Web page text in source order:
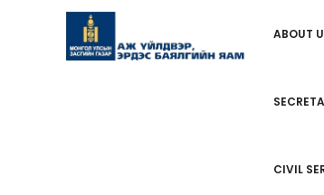
ABOUT
CIVIL